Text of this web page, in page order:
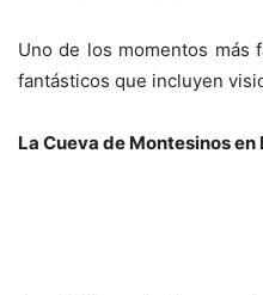
Uno de los momentos más
fantásticos que incluyen
La Cueva de Montesinos